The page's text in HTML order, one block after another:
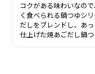
コクがある味わいなの
く食べられる鍋つゆシ
だしをブレンドし、あ
仕上げた焼あごだし鍋つ